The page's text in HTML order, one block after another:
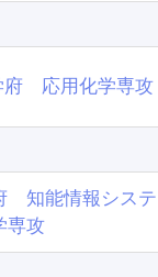
府 応用化学専攻
知能情報システ
専攻